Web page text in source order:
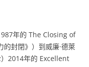
年的 The Closing of
封閉》）到威廉·德萊
2014年的 Excellent